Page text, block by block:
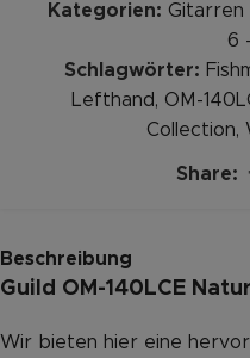
Kategorien: Gitarren
6
Schlagwörter:
Lefthand, OM-
Collection,
Share:
Beschreibung
Guild OM-140LCE
Wir bieten hier eine